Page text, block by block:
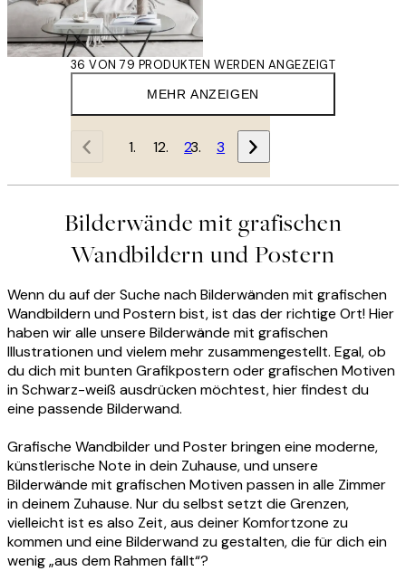
MEHR ANZEIGEN
36 VON 79 PRODUKTEN WERDEN ANGEZEIGT
1 2 3
Bilderwände mit grafischen
Wandbildern und Postern
Wenn du auf der Suche nach Bilderwänden mit grafischen
Wandbildern und Postern bist, ist das der richtige Ort! Hier
haben wir alle unsere Bilderwände mit grafischen
Illustrationen und vielem mehr zusammengestellt. Egal, ob
du dich mit bunten Grafikpostern oder grafischen Motiven
in Schwarz-weiß ausdrücken möchtest, hier findest du
eine passende Bilderwand.
Grafische Wandbilder und Poster bringen eine moderne,
künstlerische Note in dein Zuhause, und unsere
Bilderwände mit grafischen Motiven passen in alle Zimmer
in deinem Zuhause. Nur du selbst setzt die Grenzen,
vielleicht ist es also Zeit, aus deiner Komfortzone zu
kommen und eine Bilderwand zu gestalten, die für dich ein
wenig „aus dem Rahmen fällt“?